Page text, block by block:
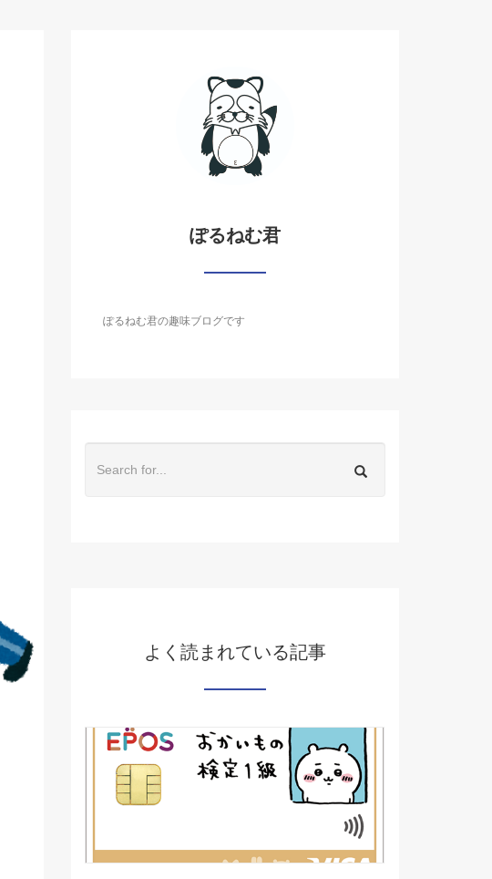
ぽるねむ君
ぽるねむ君の趣味ブログです
よく読まれている記事